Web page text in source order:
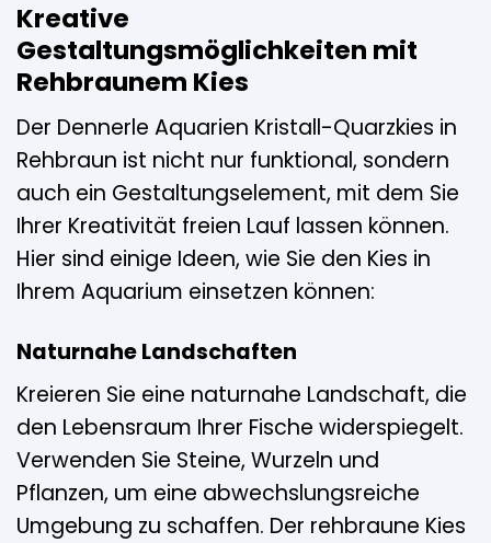
Kreative
Gestaltungsmöglichkeiten mit
Rehbraunem Kies
Der Dennerle Aquarien Kristall-Quarzkies in
Rehbraun ist nicht nur funktional, sondern
auch ein Gestaltungselement, mit dem Sie
Ihrer Kreativität freien Lauf lassen können.
Hier sind einige Ideen, wie Sie den Kies in
Ihrem Aquarium einsetzen können:
Naturnahe Landschaften
Kreieren Sie eine naturnahe Landschaft, die
den Lebensraum Ihrer Fische widerspiegelt.
Verwenden Sie Steine, Wurzeln und
Pflanzen, um eine abwechslungsreiche
Umgebung zu schaffen. Der rehbraune Kies